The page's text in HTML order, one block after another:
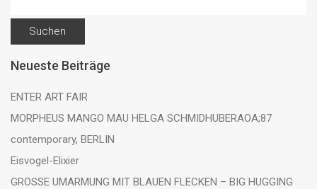
nach:
Neueste Beiträge
ENTER ART FAIR
MORPHEUS MANGO MAU HELGA SCHMIDHUBERAOA;87
contemporary, BERLIN
Eisvogel-Elixier
GROSSE UMARMUNG MIT BLAUEN FLECKEN – BIG HUGGING